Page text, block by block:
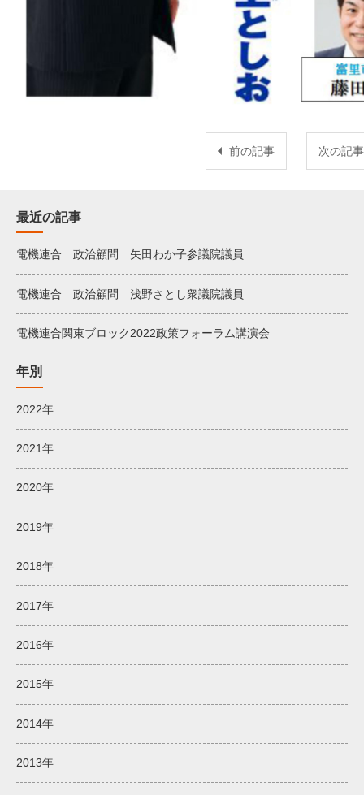
前の記事 次の記事
最近の記事
電機連合 政治顧問 矢田わか子参議院議員
電機連合 政治顧問 浅野さとし衆議院議員
電機連合関東ブロック2022政策フォーラム講演会
年別
2022年
2021年
2020年
2019年
2018年
2017年
2016年
2015年
2014年
2013年